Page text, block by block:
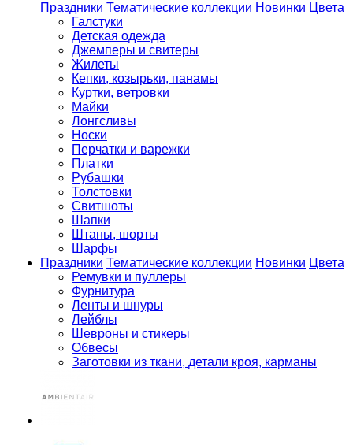
Праздники Тематические коллекции Новинки Цвета
Галстуки
Детская одежда
Джемперы и свитеры
Жилеты
Кепки, козырьки, панамы
Куртки, ветровки
Майки
Лонгсливы
Носки
Перчатки и варежки
Платки
Рубашки
Толстовки
Свитшоты
Шапки
Штаны, шорты
Шарфы
Праздники Тематические коллекции Новинки Цвета
Ремувки и пуллеры
Фурнитура
Ленты и шнуры
Лейблы
Шевроны и стикеры
Обвесы
Заготовки из ткани, детали кроя, карманы